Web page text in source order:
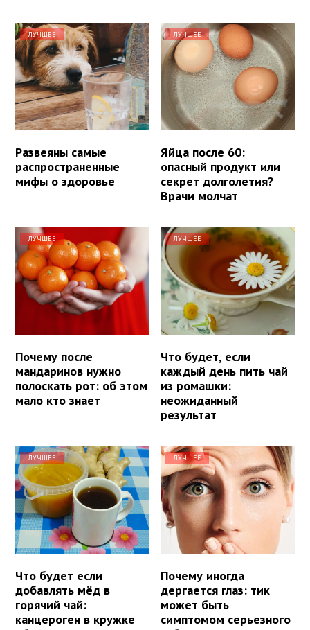
ЛУЧШЕЕ
Развеяны самые
распространенные
мифы о здоровье
ЛУЧШЕЕ
Яйца после 60:
опасный продукт или
секрет долголетия?
Врачи молчат
ЛУЧШЕЕ
Почему после
мандаринов нужно
полоскать рот: об этом
мало кто знает
ЛУЧШЕЕ
Что будет, если
каждый день пить чай
из ромашки:
неожиданный
результат
ЛУЧШЕЕ
Что будет если
добавлять мёд в
горячий чай:
канцероген в кружке
ЛУЧШЕЕ
Почему иногда
дергается глаз: тик
может быть
симптомом серьезного